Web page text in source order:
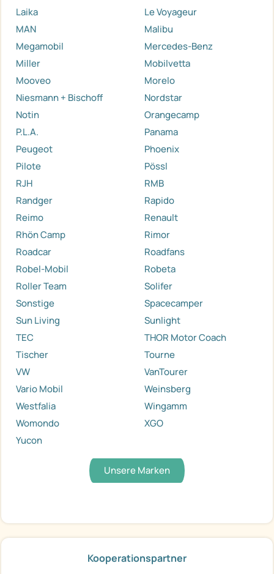
Laika
Le Voyageur
MAN
Malibu
Megamobil
Mercedes-Benz
Miller
Mobilvetta
Mooveo
Morelo
Niesmann + Bischoff
Nordstar
Notin
Orangecamp
P.L.A.
Panama
Peugeot
Phoenix
Pilote
Pössl
RJH
RMB
Randger
Rapido
Reimo
Renault
Rhön Camp
Rimor
Roadcar
Roadfans
Robel-Mobil
Robeta
Roller Team
Solifer
Sonstige
Spacecamper
Sun Living
Sunlight
TEC
THOR Motor Coach
Tischer
Tourne
VW
VanTourer
Vario Mobil
Weinsberg
Westfalia
Wingamm
Womondo
XGO
Yucon
Unsere Marken
Kooperationspartner